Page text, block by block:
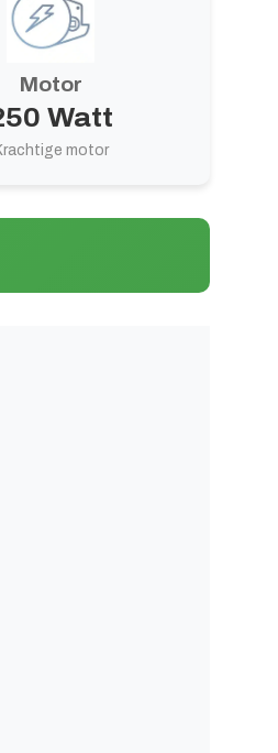
Motor
Watt
motor